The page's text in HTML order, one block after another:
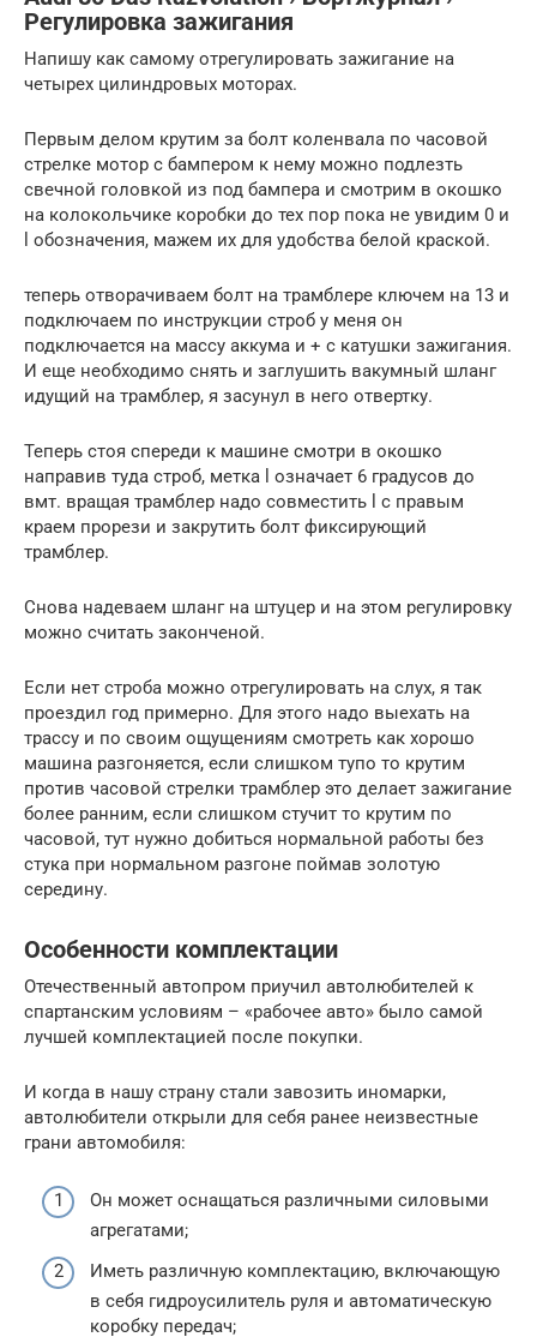
Регулировка зажигания
Напишу как самому отрегулировать зажигание на
четырех цилиндровых моторах.
Первым делом крутим за болт коленвала по часовой
стрелке мотор с бампером к нему можно подлезть
свечной головкой из под бампера и смотрим в окошко
на колокольчике коробки до тех пор пока не увидим 0 и
l обозначения, мажем их для удобства белой краской.
теперь отворачиваем болт на трамблере ключем на 13 и
подключаем по инструкции строб у меня он
подключается на массу аккума и + с катушки зажигания.
И еще необходимо снять и заглушить вакумный шланг
идущий на трамблер, я засунул в него отвертку.
Теперь стоя спереди к машине смотри в окошко
направив туда строб, метка l означает 6 градусов до
вмт. вращая трамблер надо совместить l с правым
краем прорези и закрутить болт фиксирующий
трамблер.
Снова надеваем шланг на штуцер и на этом регулировку
можно считать законченой.
Если нет строба можно отрегулировать на слух, я так
проездил год примерно. Для этого надо выехать на
трассу и по своим ощущениям смотреть как хорошо
машина разгоняется, если слишком тупо то крутим
против часовой стрелки трамблер это делает зажигание
более ранним, если слишком стучит то крутим по
часовой, тут нужно добиться нормальной работы без
стука при нормальном разгоне поймав золотую
середину.
Особенности комплектации
Отечественный автопром приучил автолюбителей к
спартанским условиям – «рабочее авто» было самой
лучшей комплектацией после покупки.
И когда в нашу страну стали завозить иномарки,
автолюбители открыли для себя ранее неизвестные
грани автомобиля:
Он может оснащаться различными силовыми
агрегатами;
Иметь различную комплектацию, включающую
в себя гидроусилитель руля и автоматическую
коробку передач;